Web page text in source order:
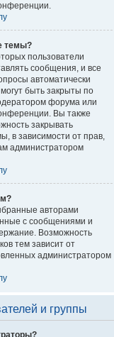
темы?
пользователи
сообщения, и все
автоматически
быть закрыты по
форума или
Вы также
закрывать
в зависимости от прав,
администратором
авторами
с сообщениями и
Возможность
тем зависит от
администратором
и группы